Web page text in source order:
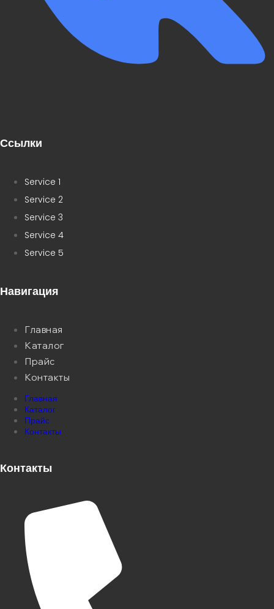
Ссылки
Service 1
Service 2
Service 3
Service 4
Service 5
Навигация
Главная
Каталог
Прайс
Контакты
Главная
Каталог
Прайс
Контакты
Контакты